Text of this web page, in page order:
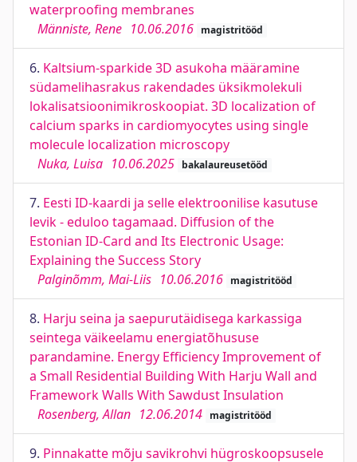
waterproofing membranes
Männiste, Rene 10.06.2016 magistritööd
6. Kaltsium-sparkide 3D asukoha määramine
südamelihasrakus rakendades üksikmolekuli
lokalisatsioonimikroskoopiat. 3D localization of
calcium sparks in cardiomyocytes using single
molecule localization microscopy
Nuka, Luisa 10.06.2025 bakalaureusetööd
7. Eesti ID-kaardi ja selle elektroonilise kasutuse
levik - eduloo tagamaad. Diffusion of the
Estonian ID-Card and Its Electronic Usage:
Explaining the Success Story
Palginõmm, Mai-Liis 10.06.2016 magistritööd
8. Harju seina ja saepurutäidisega karkassiga
seintega väikeelamu energiatõhususe
parandamine. Energy Efficiency Improvement of
a Small Residential Building With Harju Wall and
Framework Walls With Sawdust Insulation
Rosenberg, Allan 12.06.2014 magistritööd
9. Pinnakatte mõju savikrohvi hügroskoopsusele